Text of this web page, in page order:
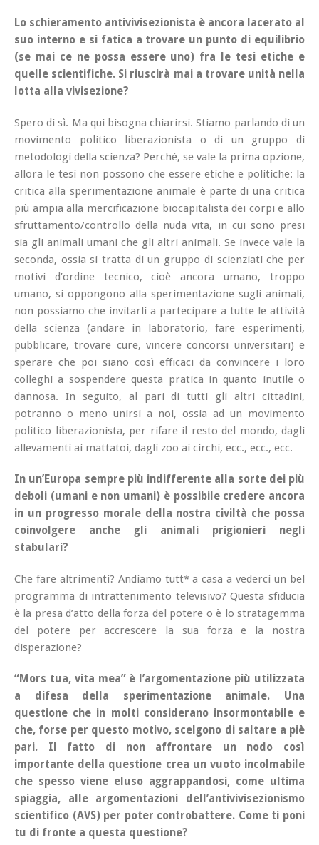
Lo schieramento antivivisezionista è ancora lacerato al
suo interno e si fatica a trovare un punto di equilibrio
(se mai ce ne possa essere uno) fra le tesi etiche e
quelle scientifiche. Si riuscirà mai a trovare unità nella
lotta alla vivisezione?
Spero di sì. Ma qui bisogna chiarirsi. Stiamo parlando di un
movimento politico liberazionista o di un gruppo di
metodologi della scienza? Perché, se vale la prima opzione,
allora le tesi non possono che essere etiche e politiche: la
critica alla sperimentazione animale è parte di una critica
più ampia alla mercificazione biocapitalista dei corpi e allo
sfruttamento/controllo della nuda vita, in cui sono presi
sia gli animali umani che gli altri animali. Se invece vale la
seconda, ossia si tratta di un gruppo di scienziati che per
motivi d’ordine tecnico, cioè ancora umano, troppo
umano, si oppongono alla sperimentazione sugli animali,
non possiamo che invitarli a partecipare a tutte le attività
della scienza (andare in laboratorio, fare esperimenti,
pubblicare, trovare cure, vincere concorsi universitari) e
sperare che poi siano così efficaci da convincere i loro
colleghi a sospendere questa pratica in quanto inutile o
dannosa. In seguito, al pari di tutti gli altri cittadini,
potranno o meno unirsi a noi, ossia ad un movimento
politico liberazionista, per rifare il resto del mondo, dagli
allevamenti ai mattatoi, dagli zoo ai circhi, ecc., ecc., ecc.
In un’Europa sempre più indifferente alla sorte dei più
deboli (umani e non umani) è possibile credere ancora
in un progresso morale della nostra civiltà che possa
coinvolgere anche gli animali prigionieri negli
stabulari?
Che fare altrimenti? Andiamo tutt* a casa a vederci un bel
programma di intrattenimento televisivo? Questa sfiducia
è la presa d’atto della forza del potere o è lo stratagemma
del potere per accrescere la sua forza e la nostra
disperazione?
“Mors tua, vita mea” è l’argomentazione più utilizzata
a difesa della sperimentazione animale. Una
questione che in molti considerano insormontabile e
che, forse per questo motivo, scelgono di saltare a piè
pari. Il fatto di non affrontare un nodo così
importante della questione crea un vuoto incolmabile
che spesso viene eluso aggrappandosi, come ultima
spiaggia, alle argomentazioni dell’antivivisezionismo
scientifico (AVS) per poter controbattere. Come ti poni
tu di fronte a questa questione?